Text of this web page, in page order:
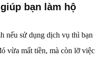
bạn làm hộ
nếu sử dụng dịch vụ thì bạn
vừa mất tiền, mà còn lỡ việc